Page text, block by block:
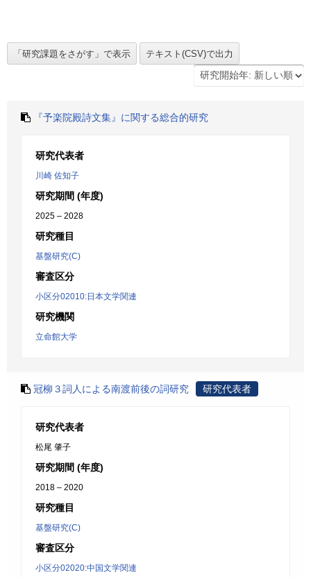
『予楽院殿詩文集』に関する総合的研究
研究代表者
川崎 佐知子
研究期間 (年度)
2025 – 2028
研究種目
基盤研究(C)
審査区分
小区分02010:日本文学関連
研究機関
立命館大学
冠柳３詞人による南渡前後の詞研究 研究代表者
研究代表者
松尾 肇子
研究期間 (年度)
2018 – 2020
研究種目
基盤研究(C)
審査区分
小区分02020:中国文学関連